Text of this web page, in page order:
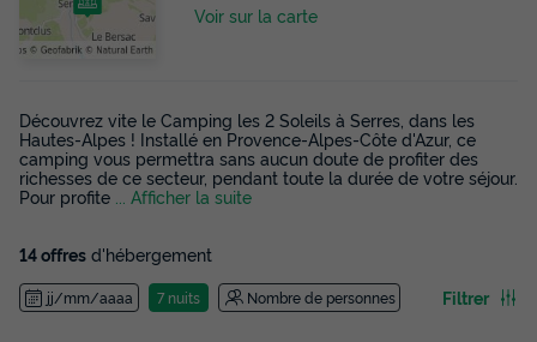
Voir sur la carte
Découvrez vite le Camping les 2 Soleils à Serres, dans les
Hautes-Alpes ! Installé en Provence-Alpes-Côte d'Azur, ce
camping vous permettra sans aucun doute de profiter des
richesses de ce secteur, pendant toute la durée de votre séjour.
Pour profite
... Afficher la suite
14 offres d'hébergement
jj/mm/aaaa 7 nuits Nombre de personnes Filtrer